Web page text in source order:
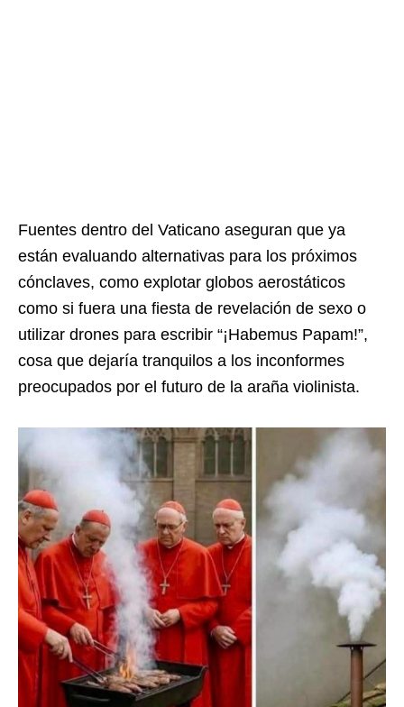
Fuentes dentro del Vaticano aseguran que ya
están evaluando alternativas para los próximos
cónclaves, como explotar globos aerostáticos
como si fuera una fiesta de revelación de sexo o
utilizar drones para escribir “¡Habemus Papam!”,
cosa que dejaría tranquilos a los inconformes
preocupados por el futuro de la araña violinista.